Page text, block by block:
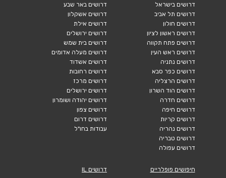
דרושים בישראל
דרושים תל אביב
דרושים חולון
דרושים ראשון לציון
דרושים פתח תקווה
דרושים ראש העין
דרושים נתניה
דרושים כפר סבא
דרושים הרצליה
דרושים הוד השרון
דרושים חדרה
דרושים חיפה
דרושים קריות
דרושים נהריה
דרושים טבריה
דרושים עפולה
דרושים באר שבע
דרושים אשקלון
דרושים אילת
דרושים ירושלים
דרושים בית שמש
דרושים מעלה אדומים
דרושים אשדוד
דרושים רחובות
דרושים מרכז
דרושים ירושלים
דרושים יהודה ושומרון
דרושים צפון
דרושים דרום
עבודות בחו"ל
חיפושים פופלריים
דרושים IL